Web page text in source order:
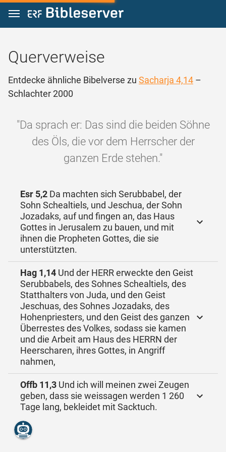
Zum Inhalt springen
Querverweise
Entdecke ähnliche Bibelverse zu Sacharja 4,14 –
Schlachter 2000
"Da sprach er: Das sind die beiden Söhne
des Öls, die vor dem Herrscher der
ganzen Erde stehen."
Esr 5,2 Da machten sich Serubbabel, der
Sohn Schealtiels, und Jeschua, der Sohn
Jozadaks, auf und fingen an, das Haus
Gottes in Jerusalem zu bauen, und mit
ihnen die Propheten Gottes, die sie
unterstützten.
Hag 1,14 Und der HERR erweckte den Geist
Serubbabels, des Sohnes Schealtiels, des
Statthalters von Juda, und den Geist
Jeschuas, des Sohnes Jozadaks, des
Hohenpriesters, und den Geist des ganzen
Überrestes des Volkes, sodass sie kamen
und die Arbeit am Haus des HERRN der
Heerscharen, ihres Gottes, in Angriff
nahmen,
Offb 11,3 Und ich will meinen zwei Zeugen
geben, dass sie weissagen werden 1 260
Tage lang, bekleidet mit Sacktuch.